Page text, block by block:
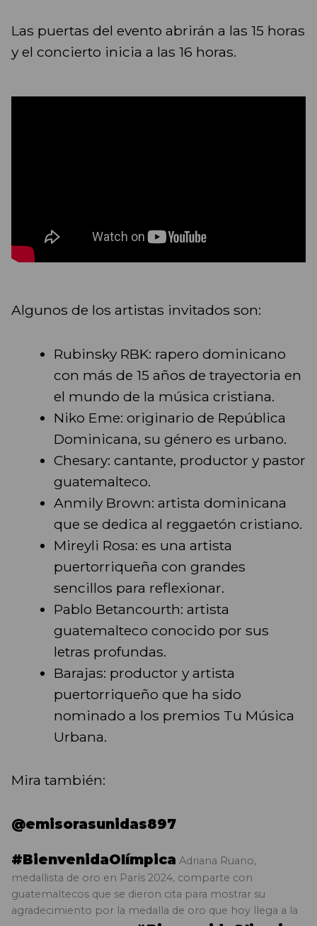
Las puertas del evento abrirán a las 15 horas
y el concierto inicia a las 16 horas.
Algunos de los artistas invitados son:
Rubinsky RBK: rapero dominicano
con más de 15 años de trayectoria en
el mundo de la música cristiana.
Niko Eme: originario de República
Dominicana, su género es urbano.
Chesary: cantante, productor y pastor
guatemalteco.
Anmily Brown: artista dominicana
que se dedica al reggaetón cristiano.
Mireyli Rosa: es una artista
puertorriqueña con grandes
sencillos para reflexionar.
Pablo Betancourth: artista
guatemalteco conocido por sus
letras profundas.
Barajas: productor y artista
puertorriqueño que ha sido
nominado a los premios Tu Música
Urbana.
Mira también:
@emisorasunidas897
#BienvenidaOIímpica Adriana Ruano,
medallista de oro en París 2024, comparte con
guatemaltecos que se dieron cita para mostrar su
agradecimiento por la medalla de oro que hoy llega a la